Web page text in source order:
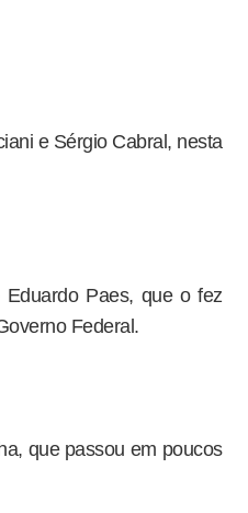
e Sérgio Cabral, nesta
Paes, que o fez
Federal.
que passou em poucos